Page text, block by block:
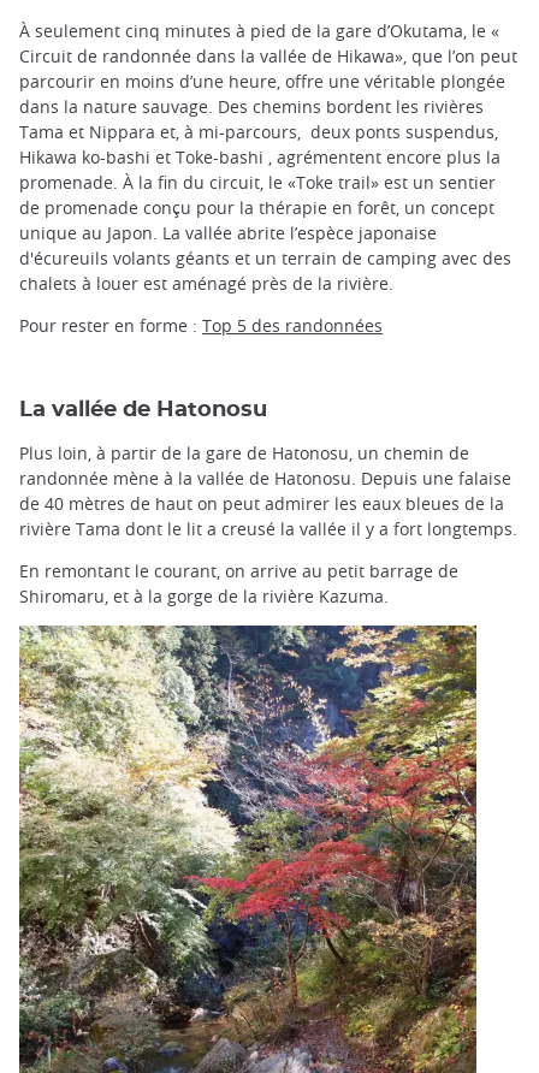
À seulement cinq minutes à pied de la gare d’Okutama, le «
Circuit de randonnée dans la vallée de Hikawa», que l’on peut
parcourir en moins d’une heure, offre une véritable plongée
dans la nature sauvage. Des chemins bordent les rivières
Tama et Nippara et, à mi-parcours, deux ponts suspendus,
Hikawa ko-bashi et Toke-bashi , agrémentent encore plus la
promenade. À la fin du circuit, le «Toke trail» est un sentier
de promenade conçu pour la thérapie en forêt, un concept
unique au Japon. La vallée abrite l’espèce japonaise
d'écureuils volants géants et un terrain de camping avec des
chalets à louer est aménagé près de la rivière.
Pour rester en forme : Top 5 des randonnées
La vallée de Hatonosu
Plus loin, à partir de la gare de Hatonosu, un chemin de
randonnée mène à la vallée de Hatonosu. Depuis une falaise
de 40 mètres de haut on peut admirer les eaux bleues de la
rivière Tama dont le lit a creusé la vallée il y a fort longtemps.
En remontant le courant, on arrive au petit barrage de
Shiromaru, et à la gorge de la rivière Kazuma.